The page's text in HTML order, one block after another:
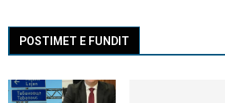
POSTIMET E FUNDIT